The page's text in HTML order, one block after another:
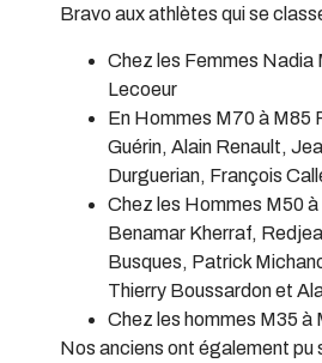
Bravo aux athlètes qui se
Chez les Femmes Nadia
Lecoeur
En Hommes M70 à M85
Guérin, Alain Renault,
Durguerian, François
Chez les Hommes M50
Benamar Kherraf,
Busques, Patrick
Thierry Boussardon et
Chez les hommes M35 à
Nos anciens ont également pu